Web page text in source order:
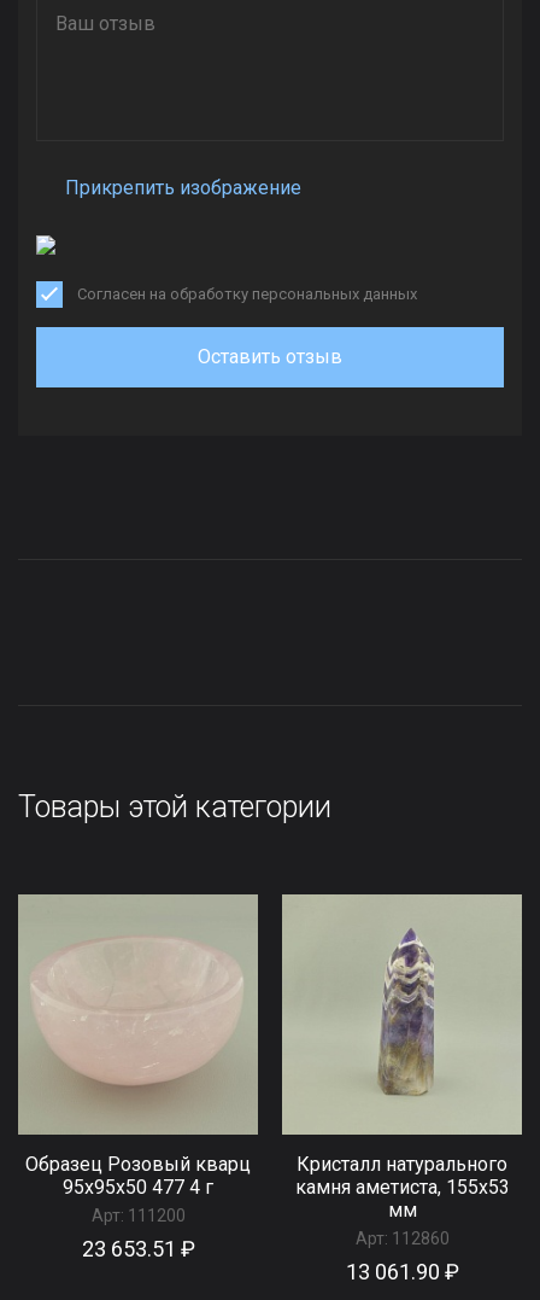
Прикрепить изображение
Согласен на обработку персональных данных
Оставить отзыв
Товары этой категории
Образец Розовый кварц
95x95x50 477 4 г
Арт: 111200
23 653.51 ₽
Кристалл натурального
камня аметиста, 155x53
мм
Арт: 112860
13 061.90 ₽